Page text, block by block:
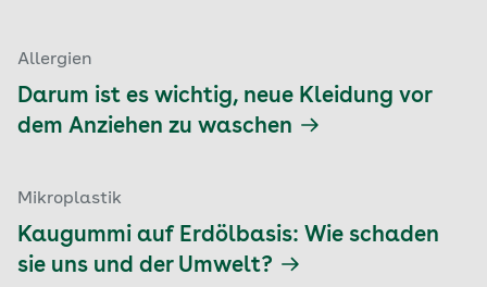
Allergien
Darum ist es wichtig, neue Kleidung vor
dem Anziehen zu waschen
Mikroplastik
Kaugummi auf Erdölbasis: Wie schaden
sie uns und der Umwelt?